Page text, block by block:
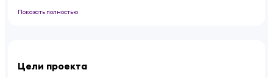
Показать полностью
Цели проекта